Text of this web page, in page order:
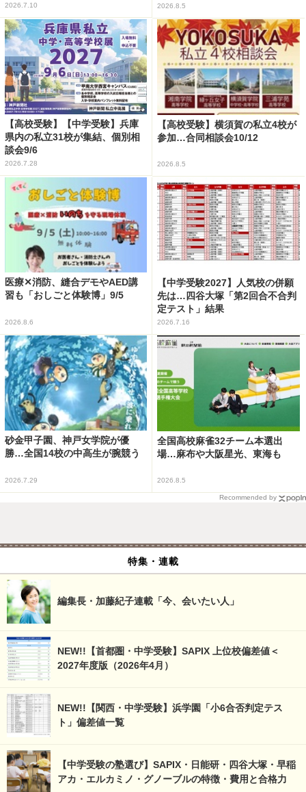
2026.7.10 2026.8.5
【高校受験】【中学受験】兵庫
県内の私立31校が集結、個別相
談会9/6
2026.7.28
【高校受験】横須賀の私立4校が
参加…合同相談会10/12
2026.8.5
医療✕消防、縫合デモやAED講
習も「おしごと体験博」9/5
2026.8.6
【中学受験2027】人気校の併願
先は…四谷大塚「第2回合不合判
定テスト」結果
2026.7.16
砂金甲子園、神戸女学院が優
勝…全国14校の中高生が腕競う
2026.7.29
全国高校麻雀32チーム本選出
場…麻布や大阪星光、東海も
2026.8.5
Recommended by
特集・連載
編集長・加藤紀子連載「今、会いたい人」
NEW!!【首都圏・中学受験】SAPIX 上位校偏差値＜
2027年度版（2026年4月）
NEW!!【関西・中学受験】浜学園「小6合否判定テス
ト」偏差値一覧
【中学受験の塾選び】SAPIX・日能研・四谷大塚・早稲
アカ・エルカミノ・グノーブルの特徴・費用と合格力